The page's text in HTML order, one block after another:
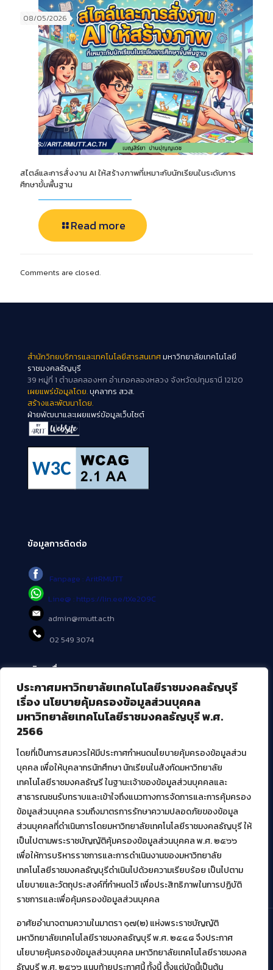
ประกาศมหาวิทยาลัยเทคโนโลยีราชมงคลธัญบุรี
เรื่อง นโยบายคุ้มครองข้อมูลส่วนบุคคล
มหาวิทยาลัยเทคโนโลยีราชมงคลธัญบุรี พ.ศ.
2566
โดยที่เป็นการสมควรให้มีประกาศกำหนดนโยบายคุ้มครองข้อมูลส่วน
บุคคล เพื่อให้บุคลากรนักศึกษา นักเรียนในสังกัดมหาวิทยาลัย
เทคโนโลยีราชมงคลธัญรี ในฐานะเจ้าของข้อมูลส่วนบุคคลและ
สาธารณชนรับทราบและเข้าใจถึงแนวทางการจัดการและการคุ้มครอง
ข้อมูลส่วนบุคคล รวมถึงมาตรการรักษาความปลอดภัยของข้อมูล
ส่วนบุคคลที่ดำเนินการโดยมหาวิทยาลัยเทคโนโลยีราชมงคลธัญบุรี ให้
เป็นไปตามพระราชบัญญัติคุ้มครองข้อมูลส่วนบุคคล พ.ศ. ๒๕๖๖
เพื่อให้การบริหารราชการและการดำเนินงานของมหาวิทยาลัย
เทคโนโลยีราชมงคลธัญบุรีดำเนินไปด้วยความเรียบร้อย เป็นไปตาม
นโยบายและวัตถุประสงค์ที่กำหนดไว้ เพื่อประสิทธิภาพในการปฏิบัติ
ราชการและเพื่อคุ้มครองข้อมูลส่วนบุคคล
อาศัยอำนาจตามความในมาตรา ๑๗(๒) แห่งพระราชบัญญัติ
มหาวิทยาลัยเทคโนโลยีราชมงคลธัญบุรี พ.ศ. ๒๕๔๘ จึงประกาศ
นโยบายคุ้มครองข้อมูลส่วนบุคคล มหาวิทยาลัยเทคโนโลยีราชมงคล
ธัญบุรี พ.ศ. ๒๕๖๖ แนบท้ายประกาศนี้ ทั้งนี้ ตั้งแต่บัดนี้เป็นต้น
08/05/2026
สไตล์และการสั่งงาน AI ให้สร้างภาพที่เหมาะกับนักเรียนในระดับการ
ศึกษาขั้นพื้นฐาน
Read more
Comments are closed.
สำนักวิทยบริการและเทคโนโลยีสารสนเทศมหาวิทยาลัยเทคโนโลยี
ราชมงคลธัญบุรี
39 หมู่ที่ 1 ตำบลคลองหก อำเภอคลองหลวง จังหวัดปทุมธานี 12120
เผยแพร่ข้อมูลโดย.บุคลากร สวส.
สร้างและพัฒนาโดย.
ฝ่ายพัฒนาและเผยแพร่ข้อมูลเว็บไซต์
ข้อมูลการติดต่อ
Fanpage : AritRMUTT
Line@ : https://lin.ee/tXe209C
admin@rmutt.ac.th
02 549 3074
บริการอื่นๆ ของ สวส.
ศูนย์สื่อดิจิทัล
ศูนย์นวัตกรรมและความรู้
ศูนย์พัฒนาและบริการนวัตกรรมดิจิทัล
สมัยใหม่ (MoSeC)
งานบริการวิชาการให้กับหน่วยงานภายนอก
โครงการส่งเสริมและพัฒนาผู้ประกอบการ SME โดย. มทร.ธัญบุรี
กิจกรรมการเชื่อมโยงเครือข่ายผู้ให้บริการเครื่องจักรกลทางการ
เกษตร ภายใต้โครงการส่งเสริมการรแปรรูปสินค้าเกษตรระดับชุมชน
กรมส่งเสริมอุตสาหกรรม
โครงการยกระดับเศรษฐกิจและสังคมรายตำบลแบบบูรณาการ (1
ตำบล 1 มหาวิทยาลัย)
© 2021 สำนักวิทยบริการและเทคโนโลยีสารสนเทศ มหาวิทยาลัย
เทคโนโลยีราชมงคลธัญบุรี